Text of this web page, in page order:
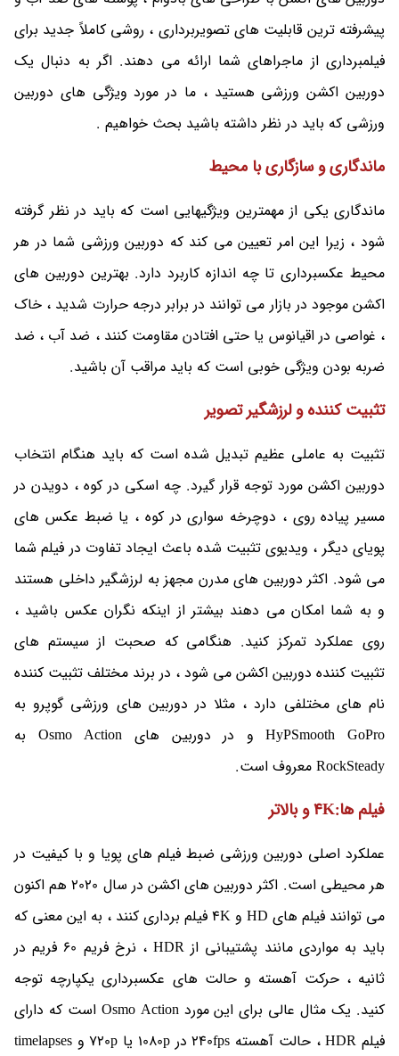
پیشرفته ترین قابلیت های تصویربرداری ، روشی کاملاً جدید برای
فیلمبرداری از ماجراهای شما ارائه می دهند. اگر به دنبال یک
دوربین اکشن ورزشی هستید ، ما در مورد ویژگی های دوربین
ورزشی که باید در نظر داشته باشید بحث خواهیم .
ماندگاری و سازگاری با محیط
ماندگاری یکی از مهمترین ویژگیهایی است که باید در نظر گرفته
شود ، زیرا این امر تعیین می کند که دوربین ورزشی شما در هر
محیط عکسبرداری تا چه اندازه کاربرد دارد. بهترین دوربین های
اکشن موجود در بازار می توانند در برابر درجه حرارت شدید ، خاک
، غواصی در اقیانوس یا حتی افتادن مقاومت کنند ، ضد آب ، ضد
ضربه بودن ویژگی خوبی است که باید مراقب آن باشید.
تثبیت کننده و لرزشگیر تصویر
تثبیت به عاملی عظیم تبدیل شده است که باید هنگام انتخاب
دوربین اکشن مورد توجه قرار گیرد. چه اسکی در کوه ، دویدن در
مسیر پیاده روی ، دوچرخه سواری در کوه ، یا ضبط عکس های
پویای دیگر ، ویدیوی تثبیت شده باعث ایجاد تفاوت در فیلم شما
می شود. اکثر دوربین های مدرن مجهز به لرزشگیر داخلی هستند
و به شما امکان می دهند بیشتر از اینکه نگران عکس باشید ،
روی عملکرد تمرکز کنید. هنگامی که صحبت از سیستم های
تثبیت کننده دوربین اکشن می شود ، در برند مختلف تثبیت کننده
نام های مختلفی دارد ، مثلا در دوربین های ورزشی گوپرو به
HyPSmooth GoPro و در دوربین های Osmo Action به
RockSteady معروف است.
فیلم ها:4K و بالاتر
عملکرد اصلی دوربین ورزشی ضبط فیلم های پویا و با کیفیت در
هر محیطی است. اکثر دوربین های اکشن در سال 2020 هم اکنون
می توانند فیلم های HD و 4K فیلم برداری کنند ، به این معنی که
باید به مواردی مانند پشتیبانی از HDR ، نرخ فریم 60 فریم در
ثانیه ، حرکت آهسته و حالت های عکسبرداری یکپارچه توجه
کنید. یک مثال عالی برای این مورد Osmo Action است که دارای
فیلم HDR ، حالت آهسته 240fps در 1080p یا 720p و timelapses